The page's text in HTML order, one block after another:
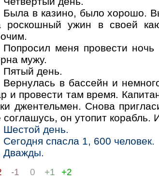
Была в казино, было хорошо.
роскошный ужин в своей
Попросил меня провести
мужу.
Пятый день.
Вернулась в бассейн и
и провести там время.
джентельмен. Снова
соглашусь, он утопит корабль.
Шестой день.
Сегодня спасла 1, 600 человек.
Дважды.
-1 0 +1 +2